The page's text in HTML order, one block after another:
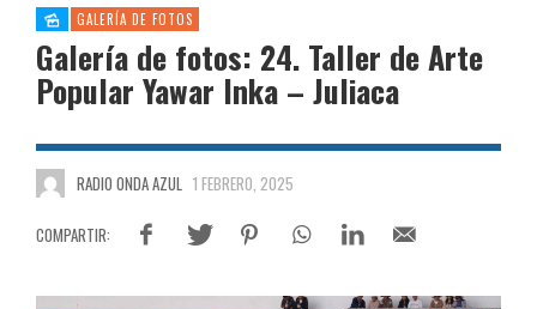
GALERÍA DE FOTOS
Galería de fotos: 24. Taller de Arte
Popular Yawar Inka – Juliaca
RADIO ONDA AZUL 1 FEBRERO, 2025